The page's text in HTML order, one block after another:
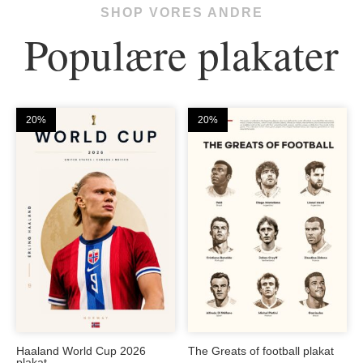
SHOP VORES ANDRE
Populære plakater
20%
Haaland World Cup 2026
20%
The Greats of football plakat